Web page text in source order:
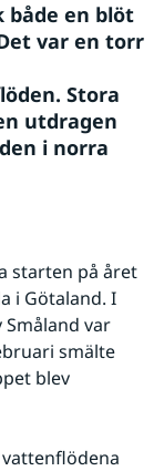
både en blöt
var en torr
Stora
utdragen
i norra
starten på året
i Götaland. I
Småland var
smälte
blev